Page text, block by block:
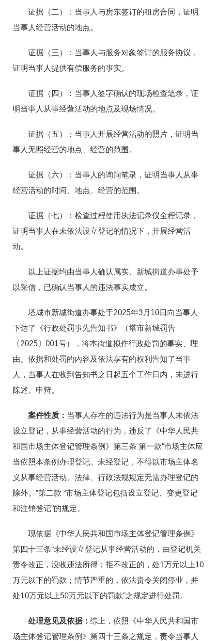
证据（二）： 当事人与房东签订的租房合同，证明
当事人经营活动的地点。
证据（三）： 当事人与服务对象签订的服务协议，
证明当事人提供有偿服务的事实。
证据（四）： 当事人签字确认的现场检查笔录，证
明当事人从事经营活动的地点及现场情况。
证据（五）： 当事人开展经营活动的照片，证明当
事人无照经营的地点、经营的范围。
证据（六）： 当事人的询问笔录，证明当事人从事
经营活动的时间、地点、经营的范围。
证据（七）：检查过程使用执法记录仪全程记录，
证明当事人在未依法设立登记的情况下，开展经营活
动。
以上证据均由当事人确认属实、新城街道办事处予
以采信，已确认当事人的违法事实成立。
塔城市新城街道办事处于2025年3月10日向当事人
下达了《行政处罚事先告知书》（塔市新城罚告
〔2025〕001号），将本街道拟作行政处罚的事实、理
由、依据和处罚的内容及依法享有的权利告知了当事
人，当事人在收到告知书之日起五个工作日内，未进行
陈述、申辩。
案件性质： 当事人存在的违法行为是当事人 未依法
设立登记，从事经营活动的行为，违反了
《中华人民共
和国市场主体登记管理条例》第三条 第一款“市场主体应
当依照本条例办理登记。未经登记，不得以市场主体名
义从事经营活动。法律、行政法规规定无需办理登记的
除外。”第二款 “市场主体登记包括设立登记、变更登记
和注销登记”的规定。
现依据 《中华人民共和国市场主体登记管理条例》
第四十三条“未经设立登记从事经营活动的，由登记机关
责令改正 ，没收违法所得；拒不改正的 ，处1万元以上10
万元以下的罚款；情节严重的，依法责令关闭停业，并
处10万元以上50万元以下的罚款”之规定进行处罚。
处理意见及依据：综上，依照《中华人民共和国市
场主体登记管理条例》第四十三条之规定，责令当事人